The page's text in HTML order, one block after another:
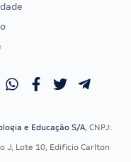
DE ORDEM
OAB
e Educação S/A, CNPJ:
J, Lote 10, Edifício Carlton